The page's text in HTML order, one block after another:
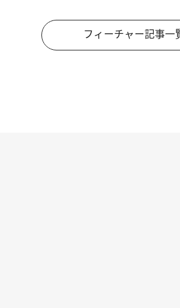
フィーチャー記事一